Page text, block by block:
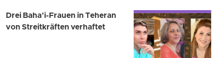
Drei Baha’i-Frauen in Teheran
von Streitkräften verhaftet